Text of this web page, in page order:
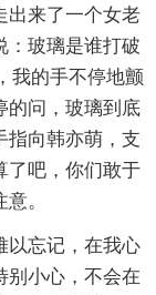
出来了一个女老
：玻璃是谁打破
我的手不停地颤
的问，玻璃到底
指向韩亦萌，支
了吧，你们敢于
。
以忘记，在我心
别小心，不会在